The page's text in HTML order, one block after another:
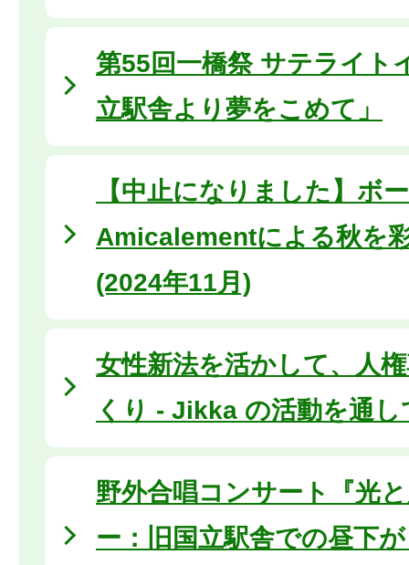
第55回一橋祭 サテライト
立駅舎より夢をこめて」
【中止になりました】ボ
Amicalementによる秋を
(2024年11月)
女性新法を活かして、人
くり - Jikka の活動を通し
野外合唱コンサート『光
ー：旧国立駅舎での昼下